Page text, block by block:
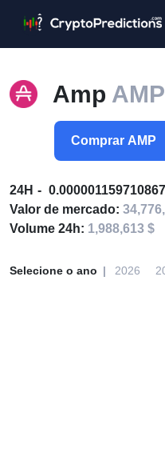
Amp AMP
Comprar AMP
24H
Valor de mercado:
Volume 24h: 1,988,613 $
Selecione o ano 2026